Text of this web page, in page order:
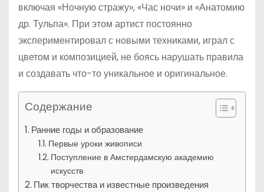
включая «Ночную стражу», «Час ночи» и «Анатомию
др. Тульпа». При этом артист постоянно
экспериментировал с новыми техниками, играл с
цветом и композицией, не боясь нарушать правила
и создавать что-то уникальное и оригинальное.
Содержание
Ранние годы и образование
Первые уроки живописи
Поступление в Амстердамскую академию
искусств
Пик творчества и известные произведения